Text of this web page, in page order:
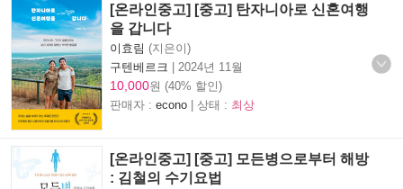
[온라인중고] [중고] 탄자니아로 신혼여행
을 갑니다
이효림 (지은이)
구텐베르크 | 2024년 11월
10,000원 (40% 할인)
판매자 : econo | 상태 : 최상
[온라인중고] [중고] 모든병으로부터 해방
: 김철의 수기요법